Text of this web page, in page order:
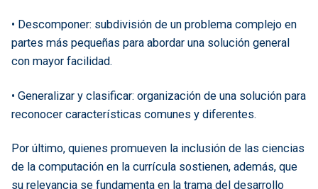
• Descomponer: subdivisión de un problema complejo en
partes más pequeñas para abordar una solución general
con mayor facilidad.
• Generalizar y clasificar: organización de una solución para
reconocer características comunes y diferentes.
Por último, quienes promueven la inclusión de las ciencias
de la computación en la currícula sostienen, además, que
su relevancia se fundamenta en la trama del desarrollo